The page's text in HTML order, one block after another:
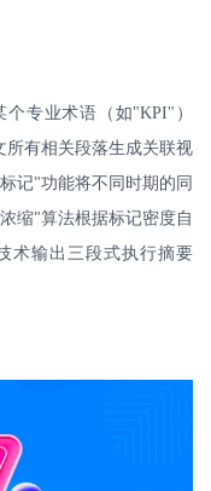
个专业术语（如"KPI" ）
所有相关段落生成关联视
记"功能将不同时期的同
缩"算法根据标记密度自
术输出三段式执行摘要